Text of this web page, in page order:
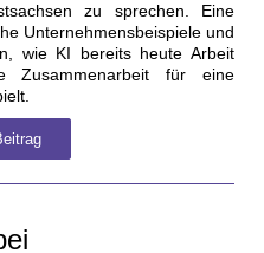
zu sprechen. Eine
Unternehmensbeispiele und
wie KI bereits heute Arbeit
Zusammenarbeit für eine